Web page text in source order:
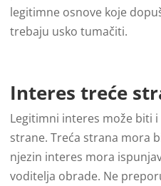
legitimne osnove koje
trebaju usko tumačiti.
Interes treće
Legitimni interes može biti
strane. Treća strana mora
njezin interes mora
voditelja obrade. Ne